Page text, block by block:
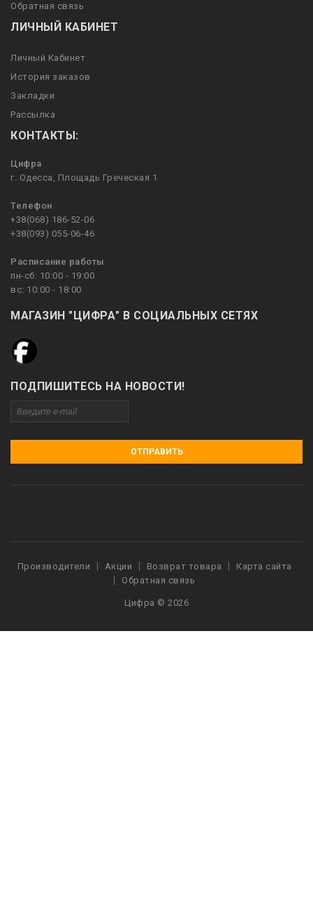
Обратная связь
ЛИЧНЫЙ КАБИНЕТ
Личный Кабинет
История заказов
Закладки
Рассылка
КОНТАКТЫ:
Цифра
г. Одесса, Площадь Греческая 1
Телефон
+38(068) 186-52-06
+38(093) 055-06-46
Расписание работы
пн-сб: 10:00 - 19:00
вс: 10:00 - 18:00
МАГАЗИН "ЦИФРА" В СОЦИАЛЬНЫХ СЕТЯХ
ПОДПИШИТЕСЬ НА НОВОСТИ!
ОТПРАВИТЬ
Производители Акции Возврат товара
Карта сайта
Обратная связь
Цифра © 2026